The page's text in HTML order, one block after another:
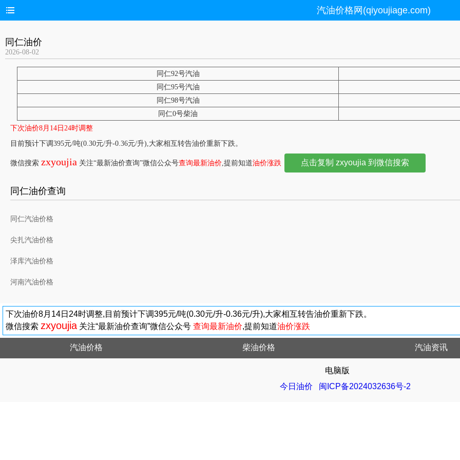
汽油价格网(qiyoujiage.com)
同仁油价
2026-08-02
同仁92号汽油
同仁95号汽油
同仁98号汽油
同仁0号柴油
下次油价8月14日24时调整
目前预计下调395元/吨(0.30元/升-0.36元/升),大家相互转告油价重新下跌。
微信搜索 zxyoujia 关注“最新油价查询”微信公众号查询最新油价,提前知道油价涨跌 点击复制 zxyoujia 到微信搜索
同仁油价查询
同仁汽油价格
尖扎汽油价格
泽库汽油价格
河南汽油价格
下次油价8月14日24时调整,目前预计下调395元/吨(0.30元/升-0.36元/升),大家相互转告油价重新下跌。
微信搜索 zxyoujia 关注“最新油价查询”微信公众号 查询最新油价,提前知道油价涨跌
汽油价格 柴油价格 汽油资讯
电脑版
今日油价
闽ICP备2024032636号-2